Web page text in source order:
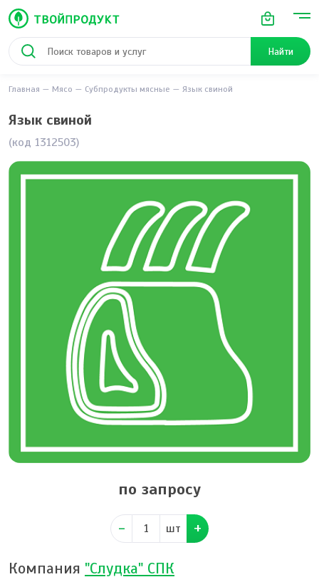
Найти
Главная Мясо Субпродукты мясные Язык свиной
Язык свиной
(код 1312503)
по запросу
шт
Компания "Слудка" СПК